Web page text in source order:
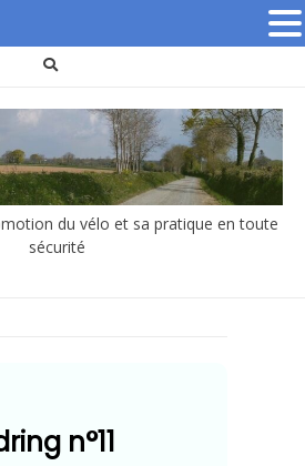
du vélo et sa pratique en toute
sécurité
n°11